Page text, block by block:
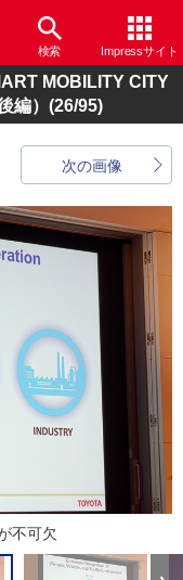
検索 Impressサイト
MOBILITY CITY
編） (26/95)
次の画像
不可欠